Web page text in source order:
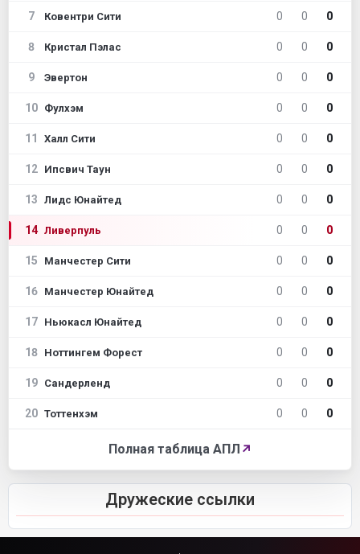
7 Ковентри Сити 0 0 0
8 Кристал Пэлас 0 0 0
9 Эвертон 0 0 0
10 Фулхэм 0 0 0
11 Халл Сити 0 0 0
12 Ипсвич Таун 0 0 0
13 Лидс Юнайтед 0 0 0
14 Ливерпуль 0 0 0
15 Манчестер Сити 0 0 0
16 Манчестер Юнайтед 0 0 0
17 Ньюкасл Юнайтед 0 0 0
18 Ноттингем Форест 0 0 0
19 Сандерленд 0 0 0
20 Тоттенхэм 0 0 0
Полная таблица АПЛ ↗
Дружеские ссылки